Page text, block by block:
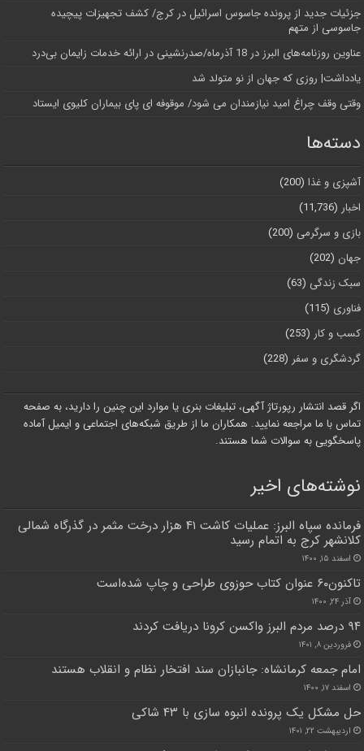
جزئیات جدید از پرونده جاسوس اسرائیل در کرج/‌ کشف تجهیزات پیچیده
جاسوسی از متهم
عناوین روزنامه‌های البرز در ‌18 آذرماه/صدرنشینی در ارائه خدمات زایمان بی‌درد
یادداشت| روزی که جهان از نو متولد شد
وقتی وقف چراغ امید نیازمندان می شود/ موقوفه ای پای بیماران کلیوی ایستاد
دسته‌ها
آشپزی و غذا (200)
اخبار (11,736)
بازی و سرگرمی (200)
جهان (202)
سبک زندگی (63)
فناوری (115)
کسب و کار (253)
گردشگری و سفر (228)
اگر قصد انتشار رپورتاژ آگهی، تبلیغات بنری یا موارد این چنین را دارید، به صفحه
تماس با ما مراجعه نمایید. همکاران ما از طریق شبکه‌های اجتماعی و ایمیل آماده
پاسخگویی به سوالات شما هستند.
نوشته‌های اخیر
فرمانده سپاه البرز: عملیات کاشت ۴۱ هزار درخت مثمر در گذرگاه شمالی
کلانشهر کرج به اتمام رسید
اسفند ۱۵, ۱۴۰۰
تاکنون۶۰ عنوان کتاب حوزوی طراحی و چاپ شده‌است
آذر ۲۴, ۱۴۰۰
۹۴ درصد مردم البرز واکسن کرونا دریافت کردند
فروردین ۸, ۱۴۰۱
امام جمعه کرمانشاه: جانبازان سند افتخار نظام و انقلاب هستند
اسفند ۱۷, ۱۴۰۰
حل مشکل یک پرونده انبوه سازی با ۴۳ شاکی
اردیبهشت ۲۲, ۱۴۰۱